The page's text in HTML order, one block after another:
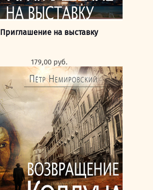
Приглашение на выставку
179,00 руб.